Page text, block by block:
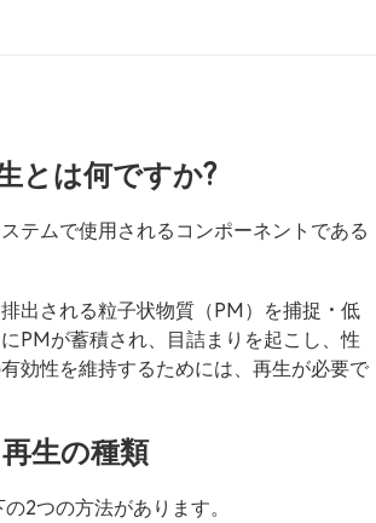
とは何ですか?
テムで使用されるコンポーネントである
出される粒子状物質（PM）を捕捉・低
PMが蓄積され、目詰まりを起こし、性
効性を維持するためには、再生が必要で
生の種類
2つの方法があります。